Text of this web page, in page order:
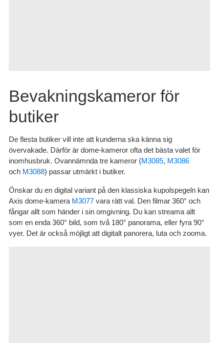
Bevakningskameror för
butiker
De flesta butiker vill inte att kunderna ska känna sig
övervakade. Därför är dome-kameror ofta det bästa valet för
inomhusbruk. Ovannämnda tre kameror (M3085, M3086
och M3088) passar utmärkt i butiker.
Önskar du en digital variant på den klassiska kupolspegeln kan
Axis dome-kamera M3077vara rätt val. Den filmar 360° och
fångar allt som händer i sin omgivning. Du kan streama allt
som en enda 360° bild, som två 180° panorama, eller fyra 90°
vyer. Det är också möjligt att digitalt panorera, luta och zooma.